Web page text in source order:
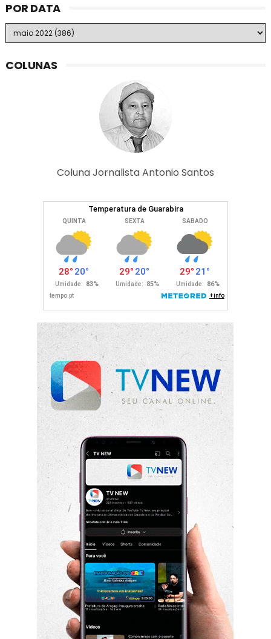
POR DATA
COLUNAS
Coluna Jornalista Antonio Santos